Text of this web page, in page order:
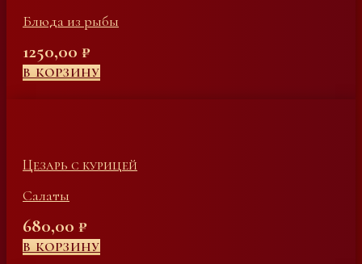
Блюда из рыбы
1250,00 ₽
В КОРЗИНУ
Цезарь с курицей
Салаты
680,00 ₽
В КОРЗИНУ